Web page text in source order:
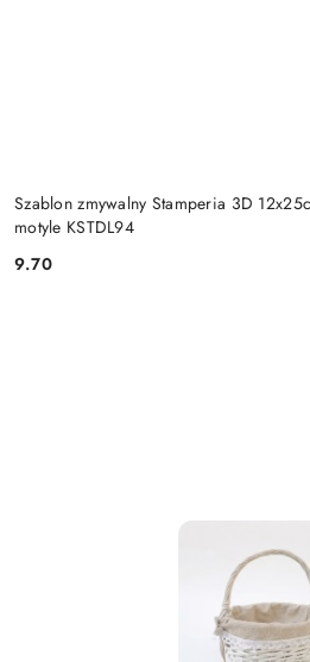
Szablon zmywalny Stamperia 3D
motyle KSTDL94
Cena:
9.70